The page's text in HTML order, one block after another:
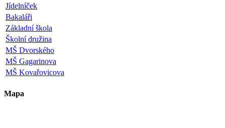
Jídelníček
Bakaláři
Základní škola
Školní družina
MŠ Dvorského
MŠ Gagarinova
MŠ Kovařovicova
Mapa